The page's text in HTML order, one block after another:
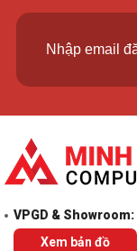
VPGD & Showroom:
Xem bản đồ